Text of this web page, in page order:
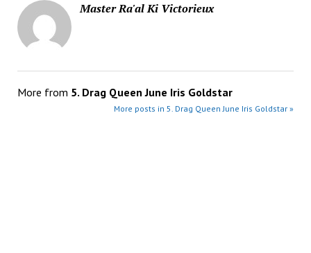
Master Ra'al Ki Victorieux
More from 5. Drag Queen June Iris Goldstar
More posts in 5. Drag Queen June Iris Goldstar »